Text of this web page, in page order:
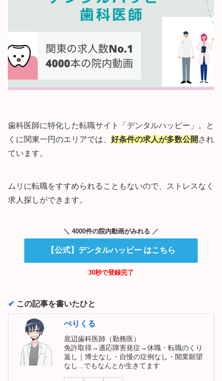
歯科医師に特化した転職サイト「デンタルハッピー」。と
くに関東一円のエリアでは、 好条件の求人が多数公開 され
ています。
ムリに転職をすすめられることもないので、ストレスなく
求人探しができます。
＼ 4000件の院内動画がみれる ／
【公式】デンタルハッピー はこちら
30秒で登録完了
✔︎ この記事を書いたひと
ぺりくる
底辺歯科医師（勤務医）
免許取得→適応障害発症→休職・転職のくり
返し｜博士なし・自慢の症例なし・開業願望
なし...でもなんとか生きてます